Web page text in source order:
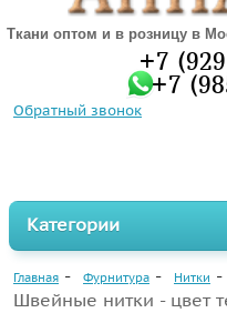
Ткани оптом и в розницу в
+7
+7
Обратный звонок
Категории
Главная Фурнитура Нитки
Швейные нитки - цвет